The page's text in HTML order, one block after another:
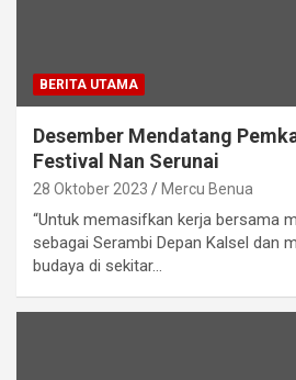
BERITA UTAMA
Desember Mendatang
Festival Nan Serunai
28 Oktober 2023 Mercu Benua
“Untuk memasifkan kerja bersama
sebagai Serambi Depan Kalsel dan
budaya di sekitar…